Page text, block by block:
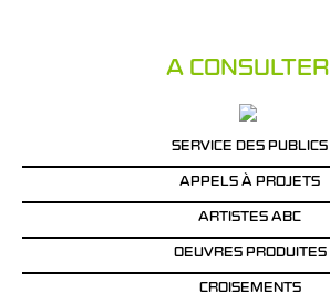
A CONSULTER
SERVICE DES PUBLICS
APPELS À PROJETS
ARTISTES ABC
OEUVRES PRODUITES
CROISEMENTS